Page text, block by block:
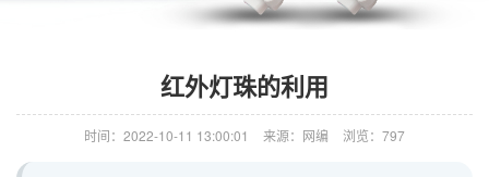
红外灯珠的利用
时间：2022-10-11 13:00:01 来源：网编 浏览：797